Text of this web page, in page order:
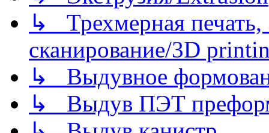
↳ Трехмерная
сканирование/3D
↳ Выдувное
↳ Выдув ПЭТ